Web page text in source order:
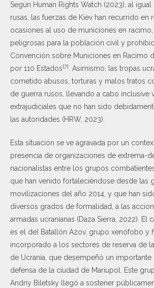
Según Human Rights Watch (2023), al
rusas, las fuerzas de Kiev han recurrido en
ocasiones al uso de municiones en
peligrosas para la población civil y
Convención sobre Municiones en Racimo
por 110 Estados[7]. Asimismo, las tropas
cometido abusos, torturas y malos tratos
de guerra rusos, llevando a cabo inclusive
extrajudiciales que no han sido
las autoridades (HRW, 2023).
Esta situación se ve agravada por un
presencia de organizaciones de extrema-
nacionalistas entre los grupos
que han venido fortaleciéndose desde las
movilizaciones del año 2014, y que han
diversos grados de formalidad, a las
armadas ucranianas (Daza Sierra, 2022). El
es el del Batallón Azov, grupo xenófobo y
incorporado a los sectores de reserva de
de Ucrania, que desempeñó un importante
defensa de la ciudad de Mariupol. Este
Andriy Biletsky llegó a sostener